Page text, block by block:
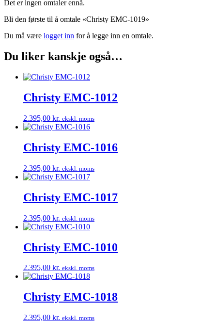
Det er ingen omtaler ennå.
Bli den første til å omtale «Christy EMC-1019»
Du må være logget inn for å legge inn en omtale.
Du liker kanskje også…
Christy EMC-1012
2.395,00 kr. ekskl. moms
Christy EMC-1016
2.395,00 kr. ekskl. moms
Christy EMC-1017
2.395,00 kr. ekskl. moms
Christy EMC-1010
2.395,00 kr. ekskl. moms
Christy EMC-1018
2.395,00 kr. ekskl. moms